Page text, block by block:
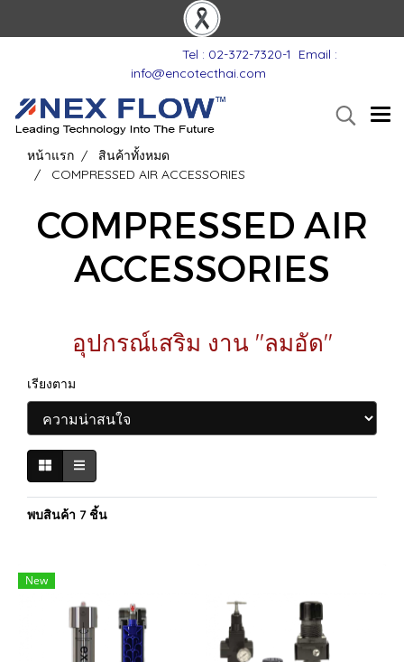
Tel : 02-372-7320-1
Email :
info@encotecthai.com
หน้าแรก
สินค้าทั้งหมด
COMPRESSED AIR ACCESSORIES
COMPRESSED AIR
ACCESSORIES
อุปกรณ์เสริม งาน "ลมอัด"
เรียงตาม
พบสินค้า 7 ชิ้น
New